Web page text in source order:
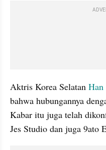
Aktris Korea Selatan Han
bahwa hubungannya
Kabar itu juga telah
Jes Studio dan juga 9ato